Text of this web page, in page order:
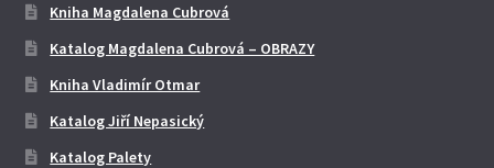
Kniha Magdalena Cubrová
Katalog Magdalena Cubrová – OBRAZY
Kniha Vladimír Otmar
Katalog Jiří Nepasický
Katalog Palety